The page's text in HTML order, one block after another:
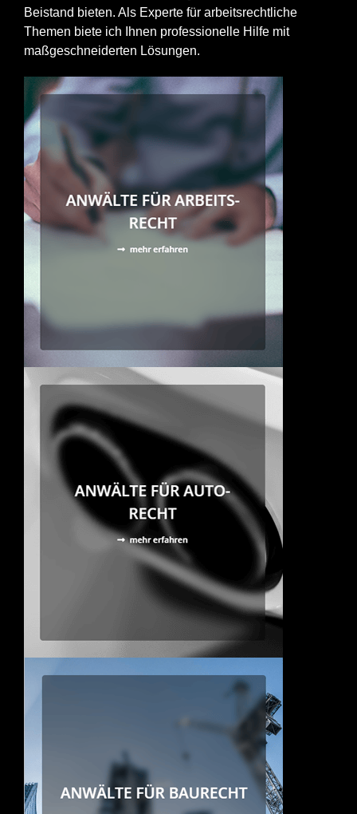
Beistand bieten. Als Experte für arbeitsrechtliche
Themen biete ich Ihnen professionelle Hilfe mit
maßgeschneiderten Lösungen.